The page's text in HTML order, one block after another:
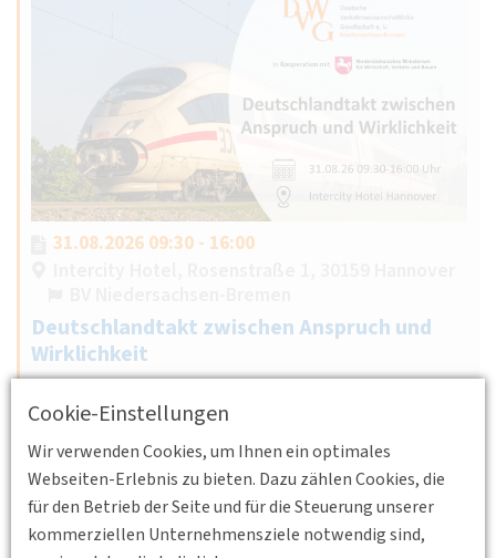
Cookie-Einstellungen
Wir verwenden Cookies, um Ihnen ein optimales
Webseiten-Erlebnis zu bieten. Dazu zählen Cookies, die
für den Betrieb der Seite und für die Steuerung unserer
kommerziellen Unternehmensziele notwendig sind,
31.08.2026 09:30 - 16:00
Deutschlandtakt zwischen Anspruch und
Wirklichkeit
verantwortungsvollen Energieeinsatzes erreicht werden
unter Sicherstellung der Finanzierung von Infrastruktur
und Betrieb?
Weiterlesen